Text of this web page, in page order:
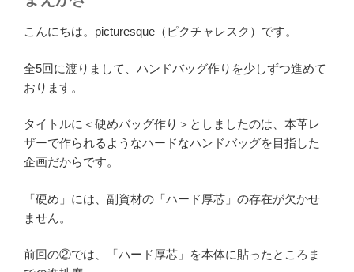
こんにちは。picturesque（ピクチャレスク）です。
全5回に渡りまして、ハンドバッグ作りを少しずつ進めて
おります。
タイトルに＜硬めバッグ作り＞としましたのは、本革レ
ザーで作られるようなハードなハンドバッグを目指した
企画だからです。
「硬め」には、副資材の「ハード厚芯」の存在が欠かせ
ません。
前回の②では、「ハード厚芯」を本体に貼ったところま